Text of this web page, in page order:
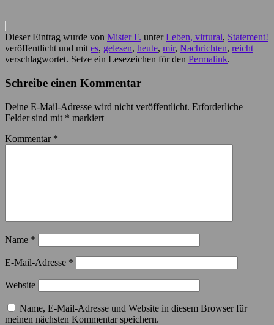
Dieser Eintrag wurde von Mister F. unterLeben, virtural, Statement!
veröffentlicht und mites, gelesen, heute, mir, Nachrichten, reicht
verschlagwortet. Setze ein Lesezeichen für den Permalink.
Schreibe einen Kommentar
Deine E-Mail-Adresse wird nicht veröffentlicht. Erforderliche
Felder sind mit * markiert
Kommentar *
Name *
E-Mail-Adresse *
Website
Name, E-Mail-Adresse und Website in diesem Browser für
meinen nächsten Kommentar speichern.